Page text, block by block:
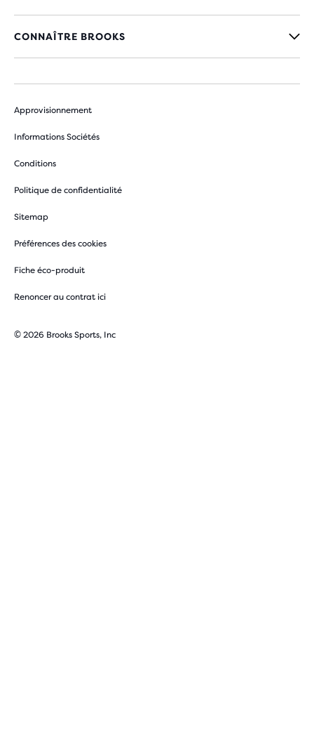
CONNAÎTRE BROOKS
Approvisionnement
Informations Sociétés
Conditions
Politique de confidentialité
Sitemap
Préférences des cookies
Fiche éco-produit
Renoncer au contrat ici
© 2026 Brooks Sports, Inc